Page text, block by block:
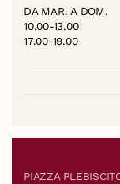
DA MAR. A DOM.
10.00-13.00
17.00-19.00
PIAZZA